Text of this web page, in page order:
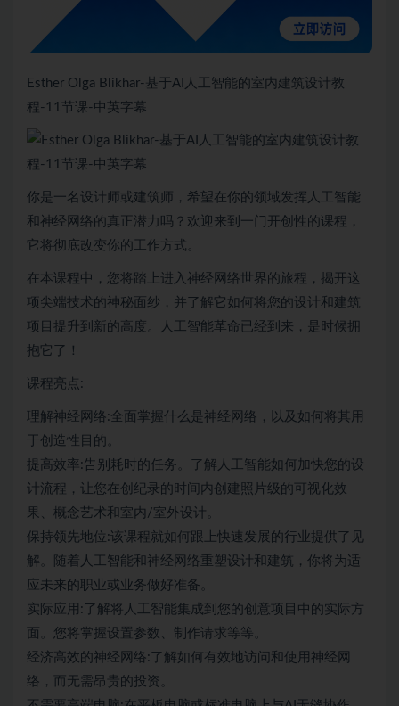
Esther Olga Blikhar-基于AI人工智能的室内建筑设计教
程-11节课-中英字幕
你是一名设计师或建筑师，希望在你的领域发挥人工智能
和神经网络的真正潜力吗？欢迎来到一门开创性的课程，
它将彻底改变你的工作方式。
在本课程中，您将踏上进入神经网络世界的旅程，揭开这
项尖端技术的神秘面纱，并了解它如何将您的设计和建筑
项目提升到新的高度。人工智能革命已经到来，是时候拥
抱它了！
课程亮点:
理解神经网络:全面掌握什么是神经网络，以及如何将其用
于创造性目的。
提高效率:告别耗时的任务。了解人工智能如何加快您的设
计流程，让您在创纪录的时间内创建照片级的可视化效
果、概念艺术和室内/室外设计。
保持领先地位:该课程就如何跟上快速发展的行业提供了见
解。随着人工智能和神经网络重塑设计和建筑，你将为适
应未来的职业或业务做好准备。
实际应用:了解将人工智能集成到您的创意项目中的实际方
面。您将掌握设置参数、制作请求等等。
经济高效的神经网络:了解如何有效地访问和使用神经网
络，而无需昂贵的投资。